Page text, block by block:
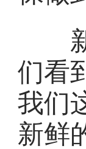
新
们看
我们
新鲜